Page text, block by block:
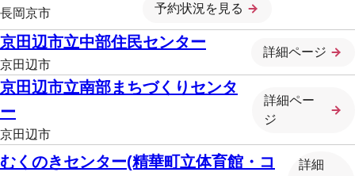
長岡京市 予約状況を見る
京田辺市立中部住民センター
京田辺市
詳細ページ
京田辺市立南部まちづくりセンタ
ー
京田辺市
詳細ペー
ジ
むくのきセンター(精華町立体育館・コ
詳細